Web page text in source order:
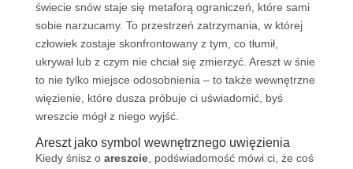
świecie snów staje się metaforą ograniczeń, które sami
sobie narzucamy. To przestrzeń zatrzymania, w której
człowiek zostaje skonfrontowany z tym, co tłumił,
ukrywał lub z czym nie chciał się zmierzyć. Areszt w śnie
to nie tylko miejsce odosobnienia – to także wewnętrzne
więzienie, które dusza próbuje ci uświadomić, byś
wreszcie mógł z niego wyjść.
Areszt jako symbol wewnętrznego uwięzienia
Kiedy śnisz o areszcie, podświadomość mówi ci, że coś